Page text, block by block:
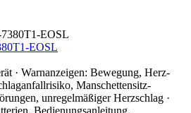
EOSL
· Warnanzeigen: Bewegung, Herz-
Manschettensitz-
unregelmäßiger Herzschlag ·
Bedienungsanleitung,